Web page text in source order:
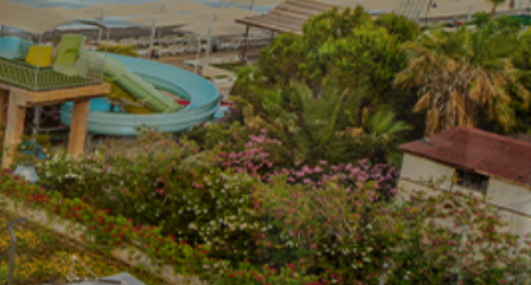
Telegram
Messenger
Sizi Arayalım
E-Posta
RU
DE